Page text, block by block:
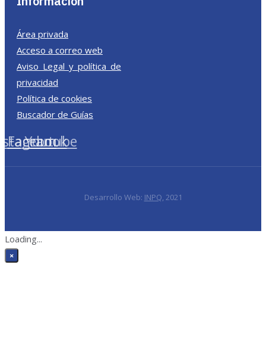
Área privada
Acceso a correo web
Aviso Legal y política de
privacidad
Política de cookies
Buscador de Guías
Facebook
Youtube
Desarrollo Web: INPQ, 2021
Loading...
×